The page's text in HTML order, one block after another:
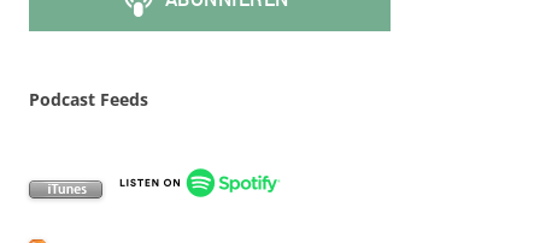
Podcast Feeds